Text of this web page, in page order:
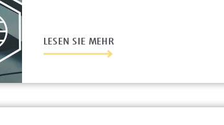
LESEN SIE MEHR